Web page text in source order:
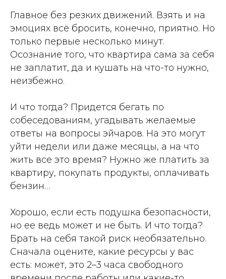
Главное без резких движений. Взять и на
эмоциях всё бросить, конечно, приятно. Но
только первые несколько минут.
Осознание того, что квартира сама за себя
не заплатит, да и кушать на что-то нужно,
неизбежно.
И что тогда? Придется бегать по
собеседованиям, угадывать желаемые
ответы на вопросы эйчаров. На это могут
уйти недели или даже месяцы, а на что
жить все это время? Нужно же платить за
квартиру, покупать продукты, оплачивать
бензин…
Хорошо, если есть подушка безопасности,
но ее ведь может и не быть. И что тогда?
Брать на себя такой риск необязательно.
Сначала оцените, какие ресурсы у вас
есть: может, это 2–3 часа свободного